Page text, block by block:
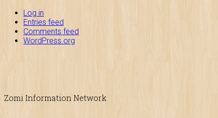
Log in
Entries feed
Comments feed
WordPress.org
Zomi Information Network